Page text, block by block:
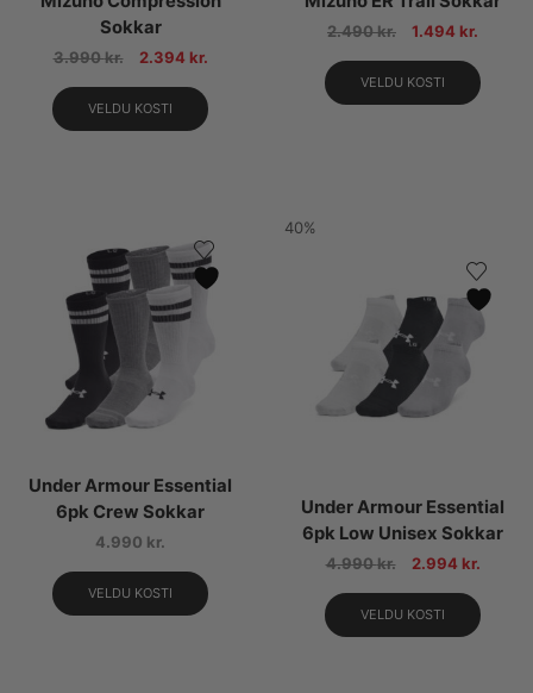
Sokkar
3.990kr. 2.394 kr.
VELDU KOSTI
2.490kr. 1.494 kr.
VELDU KOSTI
Under Armour Essential
6pk Crew Sokkar
4.990 kr.
VELDU KOSTI
40%
Under Armour Essential
6pk Low Unisex Sokkar
4.990kr. 2.994 kr.
VELDU KOSTI